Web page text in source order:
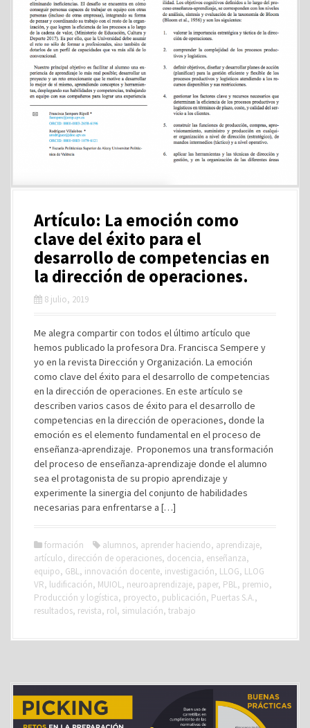
Artículo: La emoción como
clave del éxito para el
desarrollo de competencias en
la dirección de operaciones.
8 julio, 2019
Me alegra compartir con todos el último artículo que
hemos publicado la profesora Dra. Francisca Sempere y
yo en la revista Dirección y Organización. La emoción
como clave del éxito para el desarrollo de competencias
en la dirección de operaciones. En este artículo se
describen varios casos de éxito para el desarrollo de
competencias en la dirección de operaciones, donde la
emoción es el elemento fundamental en el proceso de
enseñanza-aprendizaje. Proponemos una transformación
del proceso de enseñanza-aprendizaje donde el alumno
sea el protagonista de su propio aprendizaje y
experimente la sinergia del conjunto de habilidades
necesarias para enfrentarse a […]
formación alumnos, aprender haciendo, aprendizaje,
artículo, dirección de operaciones, docencia, enseñanza,
equipo, GBL, innovación docente, investigación, LLOG, LLOG
VR, ludificación, MUIOL, neuroaprendizaje, paper, PBL, premio,
Producción y logística, proyecto, publicación, Puertas S.A.,
resultados, revista, rol, simulación, trabajo